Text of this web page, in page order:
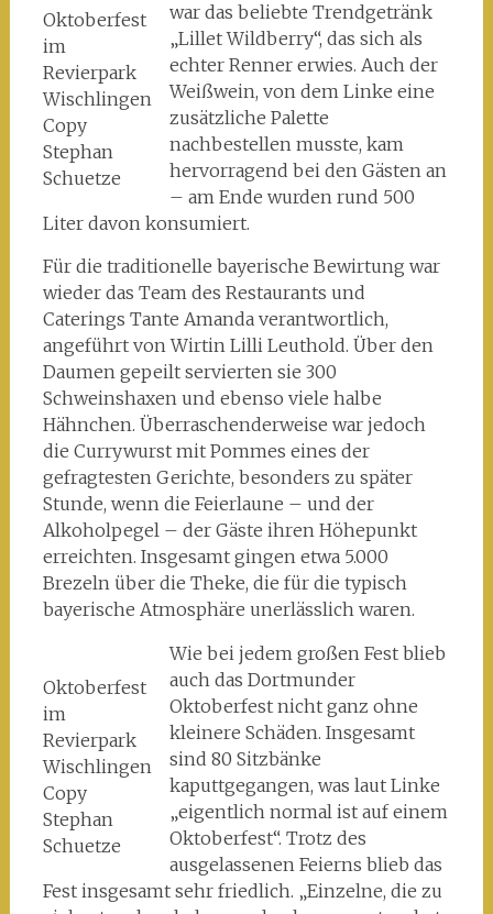
Oktoberfest
im
Revierpark
Wischlingen
Copy
Stephan
Schuetze
war das beliebte Trendgetränk
„Lillet Wildberry“, das sich als
echter Renner erwies. Auch der
Weißwein, von dem Linke eine
zusätzliche Palette
nachbestellen musste, kam
hervorragend bei den Gästen an
– am Ende wurden rund 500
Liter davon konsumiert.
Für die traditionelle bayerische Bewirtung war
wieder das Team des Restaurants und
Caterings Tante Amanda verantwortlich,
angeführt von Wirtin Lilli Leuthold. Über den
Daumen gepeilt servierten sie 300
Schweinshaxen und ebenso viele halbe
Hähnchen. Überraschenderweise war jedoch
die Currywurst mit Pommes eines der
gefragtesten Gerichte, besonders zu später
Stunde, wenn die Feierlaune – und der
Alkoholpegel – der Gäste ihren Höhepunkt
erreichten. Insgesamt gingen etwa 5.000
Brezeln über die Theke, die für die typisch
bayerische Atmosphäre unerlässlich waren.
Oktoberfest
im
Revierpark
Wischlingen
Copy
Stephan
Schuetze
Wie bei jedem großen Fest blieb
auch das Dortmunder
Oktoberfest nicht ganz ohne
kleinere Schäden. Insgesamt
sind 80 Sitzbänke
kaputtgegangen, was laut Linke
„eigentlich normal ist auf einem
Oktoberfest“. Trotz des
ausgelassenen Feierns blieb das
Fest insgesamt sehr friedlich. „Einzelne, die zu